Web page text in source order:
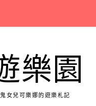
樂園
女兒可樂娜的遊樂札記